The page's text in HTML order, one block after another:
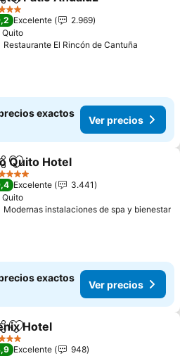
Agregar a favoritos
Excelente
2.969
Quito
Restaurante El Rincón de Cantuña
exactos
Ver precios
Agregar a favoritos
Quito Hotel
Excelente
3.441
Quito
Modernas instalaciones de spa y bienestar
exactos
Ver precios
Agregar a favoritos
Hotel
Excelente
948